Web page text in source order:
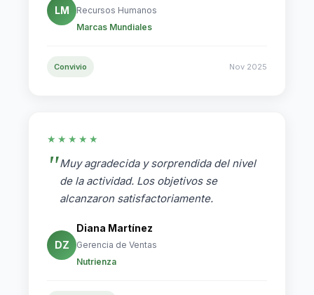
LM
Recursos Humanos
Marcas Mundiales
Convivio Nov 2025
★★★★★
Muy agradecida y sorprendida del nivel
de la actividad. Los objetivos se
alcanzaron satisfactoriamente.
DZ
Diana Martínez
Gerencia de Ventas
Nutrienza